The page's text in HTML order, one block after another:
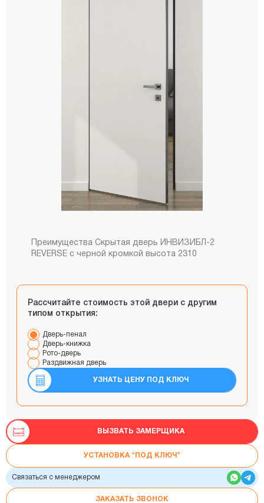
Преимущества Скрытая дверь ИНВИЗИБЛ-2
REVERSE с черной кромкой высота 2310
Рассчитайте стоимость этой двери с другим
типом открытия:
Дверь-пенал
Дверь-книжка
Рото-дверь
Раздвижная дверь
УЗНАТЬ ЦЕНУ ПОД КЛЮЧ
ВЫЗВАТЬ ЗАМЕРЩИКА
УСТАНОВКА “ПОД КЛЮЧ”
Связаться с менеджером
ЗАКАЗАТЬ ЗВОНОК